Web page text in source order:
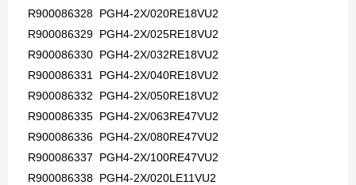
R900086328 PGH4-2X/020RE18VU2
R900086329 PGH4-2X/025RE18VU2
R900086330 PGH4-2X/032RE18VU2
R900086331 PGH4-2X/040RE18VU2
R900086332 PGH4-2X/050RE18VU2
R900086335 PGH4-2X/063RE47VU2
R900086336 PGH4-2X/080RE47VU2
R900086337 PGH4-2X/100RE47VU2
R900086338 PGH4-2X/020LE11VU2